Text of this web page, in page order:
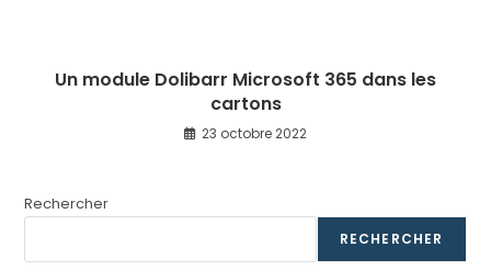
Un module Dolibarr Microsoft 365 dans les
cartons
23 octobre 2022
Rechercher
RECHERCHER